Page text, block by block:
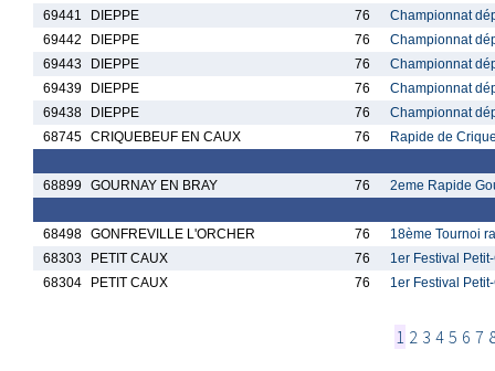
69441
DIEPPE 76
Championnat
69442
DIEPPE 76
Championnat
69443
DIEPPE 76
Championnat
69439
DIEPPE 76
Championnat
69438
DIEPPE 76
Championnat
68745 CRIQUEBEUF EN CAUX 76 Rapide de
68899 GOURNAY EN BRAY 76 2eme Rapide
68498 GONFREVILLE L'ORCHER 76
18ème Tournoi
68303
PETIT CAUX 76
1er Festival
68304
PETIT CAUX 76 1er Festival
1 2 3 4 5 6 7